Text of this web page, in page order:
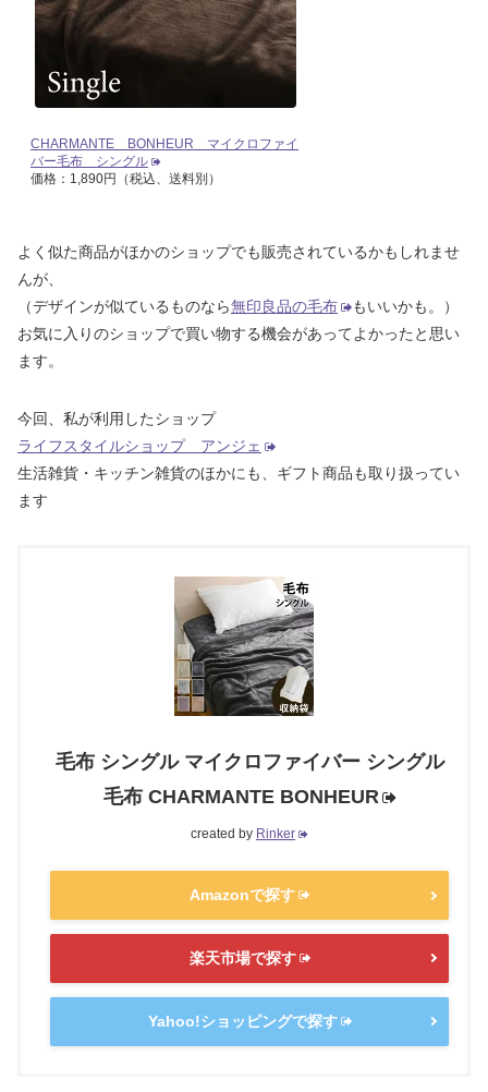
CHARMANTE BONHEUR マイクロファイ
バー毛布 シングル
価格：1,890円（税込、送料別）
よく似た商品がほかのショップでも販売されているかもしれませ
んが、
（デザインが似ているものなら無印良品の毛布
もいいかも。）
お気に入りのショップで買い物する機会があってよかったと思い
ます。
今回、私が利用したショップ
ライフスタイルショップ アンジェ
生活雑貨・キッチン雑貨のほかにも、ギフト商品も取り扱ってい
ます
毛布 シングル マイクロファイバー シングル
毛布 CHARMANTE BONHEUR
created by Rinker
Amazonで探す
楽天市場で探す
Yahoo!ショッピングで探す